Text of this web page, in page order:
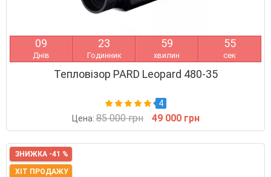
09
Днів
23
Годинник
59
хвилин
54
сек
Тепловізор PARD Leopard 480-35
4
Цена:85 000 грн 49 000 грн
ЗНИЖКА -41 %
ХІТ ПРОДАЖУ